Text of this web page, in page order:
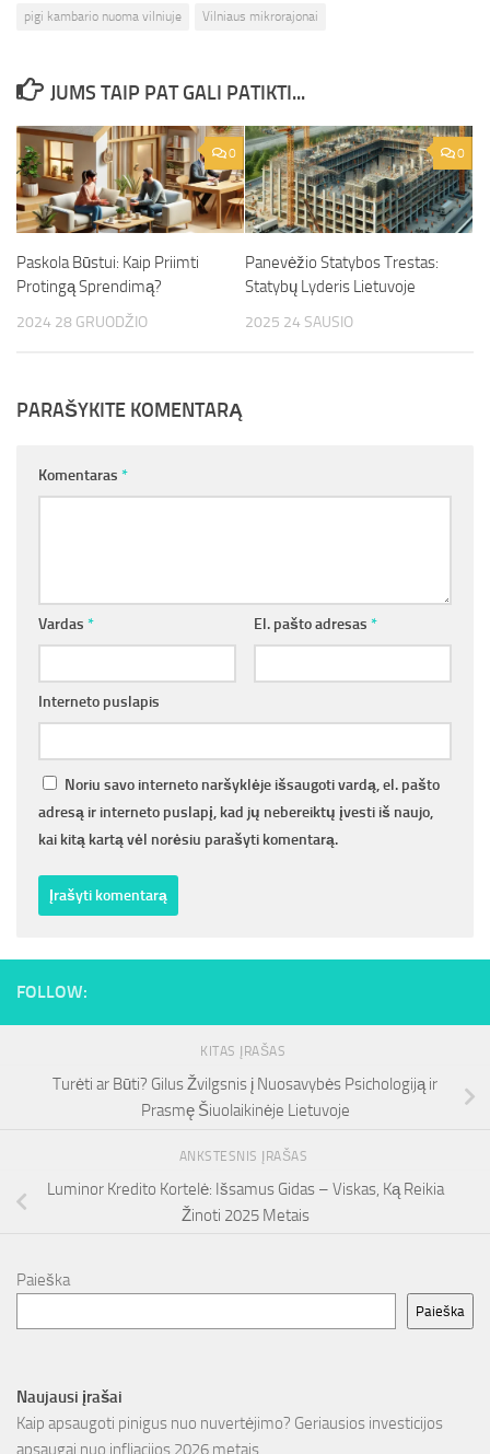
pigi kambario nuoma vilniuje Vilniaus mikrorajonai
JUMS TAIP PAT GALI PATIKTI...
0
Paskola Būstui: Kaip Priimti
Protingą Sprendimą?
2024 28 GRUODŽIO
0
Panevėžio Statybos Trestas:
Statybų Lyderis Lietuvoje
2025 24 SAUSIO
PARAŠYKITE KOMENTARĄ
Komentaras *
Vardas * El. pašto adresas *
Interneto puslapis
Noriu savo interneto naršyklėje išsaugoti vardą, el. pašto
adresą ir interneto puslapį, kad jų nebereiktų įvesti iš naujo,
kai kitą kartą vėl norėsiu parašyti komentarą.
FOLLOW:
KITAS ĮRAŠAS
Turėti ar Būti? Gilus Žvilgsnis į Nuosavybės Psichologiją ir
Prasmę Šiuolaikinėje Lietuvoje
ANKSTESNIS ĮRAŠAS
Luminor Kredito Kortelė: Išsamus Gidas – Viskas, Ką Reikia
Žinoti 2025 Metais
Paieška
Paieška
Naujausi įrašai
Kaip apsaugoti pinigus nuo nuvertėjimo? Geriausios investicijos
apsaugai nuo infliacijos 2026 metais